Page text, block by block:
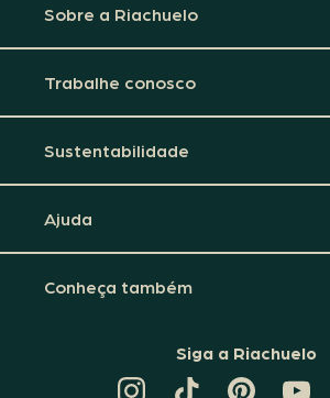
Sobre a Riachuelo
Trabalhe conosco
Sustentabilidade
Ajuda
Conheça também
Siga a Riachuelo
CANAL